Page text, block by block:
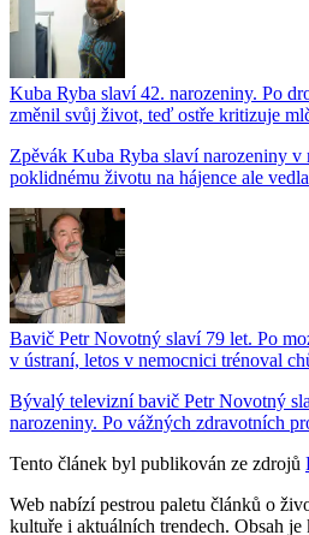
Kuba Ryba slaví 42. narozeniny. Po
změnil svůj život, teď ostře kritizuje
Zpěvák Kuba Ryba slaví narozeniny
poklidnému životu na hájence ale
Bavič Petr Novotný slaví 79 let. Po
v ústraní, letos v nemocnici trénoval
Bývalý televizní bavič Petr Novotný
narozeniny. Po vážných zdravotních
Tento článek byl publikován ze zdrojů
Web nabízí pestrou paletu článků o
kultuře i aktuálních trendech. Obsah